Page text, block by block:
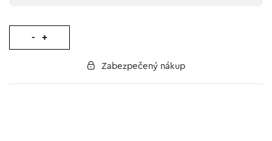
- +
Zabezpečený nákup